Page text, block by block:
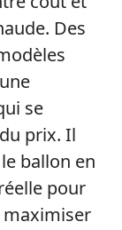
Des
se
prix. Il
ballon en
pour
maximiser